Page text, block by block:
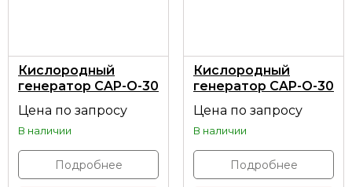
Кислородный
генератор CAP-O-30
Цена по запросу
В наличии
Подробнее
Кислородный
генератор CAP-O-30
контейнере
Цена по запросу
В наличии
Подробнее